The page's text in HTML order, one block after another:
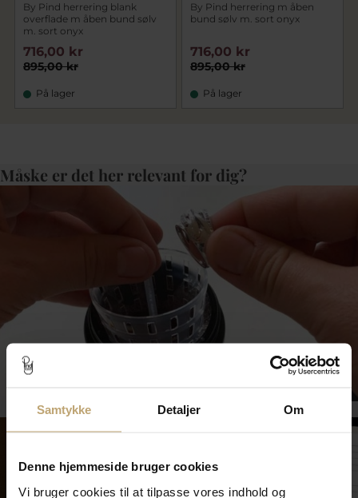
Samtykke Detaljer Om
Denne hjemmeside bruger cookies
Vi bruger cookies til at tilpasse vores indhold og
By Pind herrering blank
overflade m åben bund sølv
m. sort onyx
895,00 kr
716,00 kr
På lager
By Pind herrering m åben
bund sølv m. sort onyx
895,00 kr
716,00 kr
På lager
Måske er det her relevant for dig?